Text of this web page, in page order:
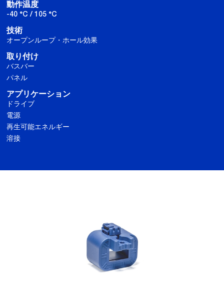
動作温度
-40 °C / 105 °C
技術
オープンループ・ホール効果
取り付け
バスバー
パネル
アプリケーション
ドライブ
電源
再生可能エネルギー
溶接